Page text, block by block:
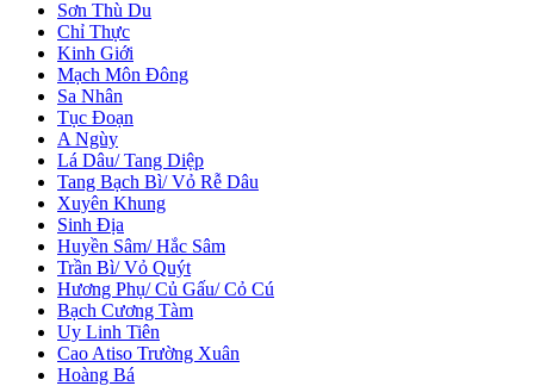
Sơn Thù Du
Chỉ Thực
Kinh Giới
Mạch Môn Đông
Sa Nhân
Tục Đoạn
A Ngùy
Lá Dâu/ Tang Diệp
Tang Bạch Bì/ Vỏ Rễ Dâu
Xuyên Khung
Sinh Địa
Huyền Sâm/ Hắc Sâm
Trần Bì/ Vỏ Quýt
Hương Phụ/ Củ Gấu/ Cỏ Cú
Bạch Cương Tàm
Uy Linh Tiên
Cao Atiso Trường Xuân
Hoàng Bá